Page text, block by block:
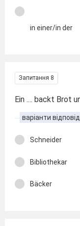
in einer/in der
Запитання 8
Ein .... backt Brot
варіанти
Schneider
Bibliothekar
Bäcker